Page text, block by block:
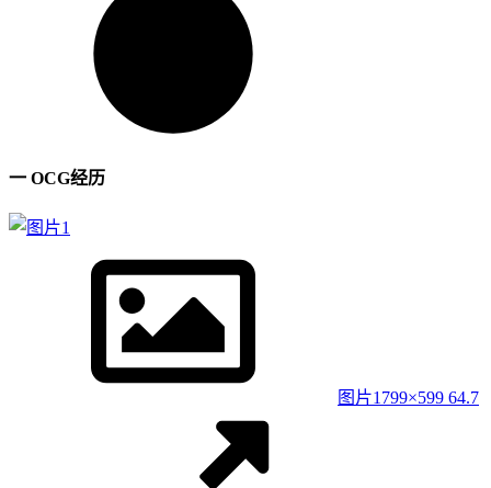
一 OCG经历
图片1 799×599 64.7